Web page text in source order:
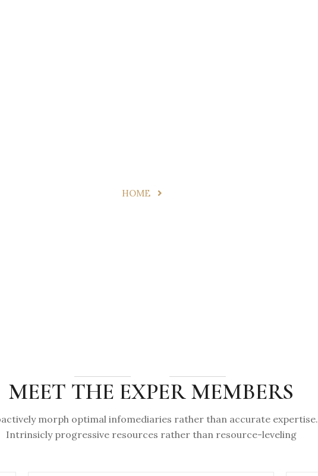
HOME
MEET THE EXPER MEMBERS
morph optimal infomediaries rather than accurate expertise.
Intrinsicly progressive resources rather than resource-leveling